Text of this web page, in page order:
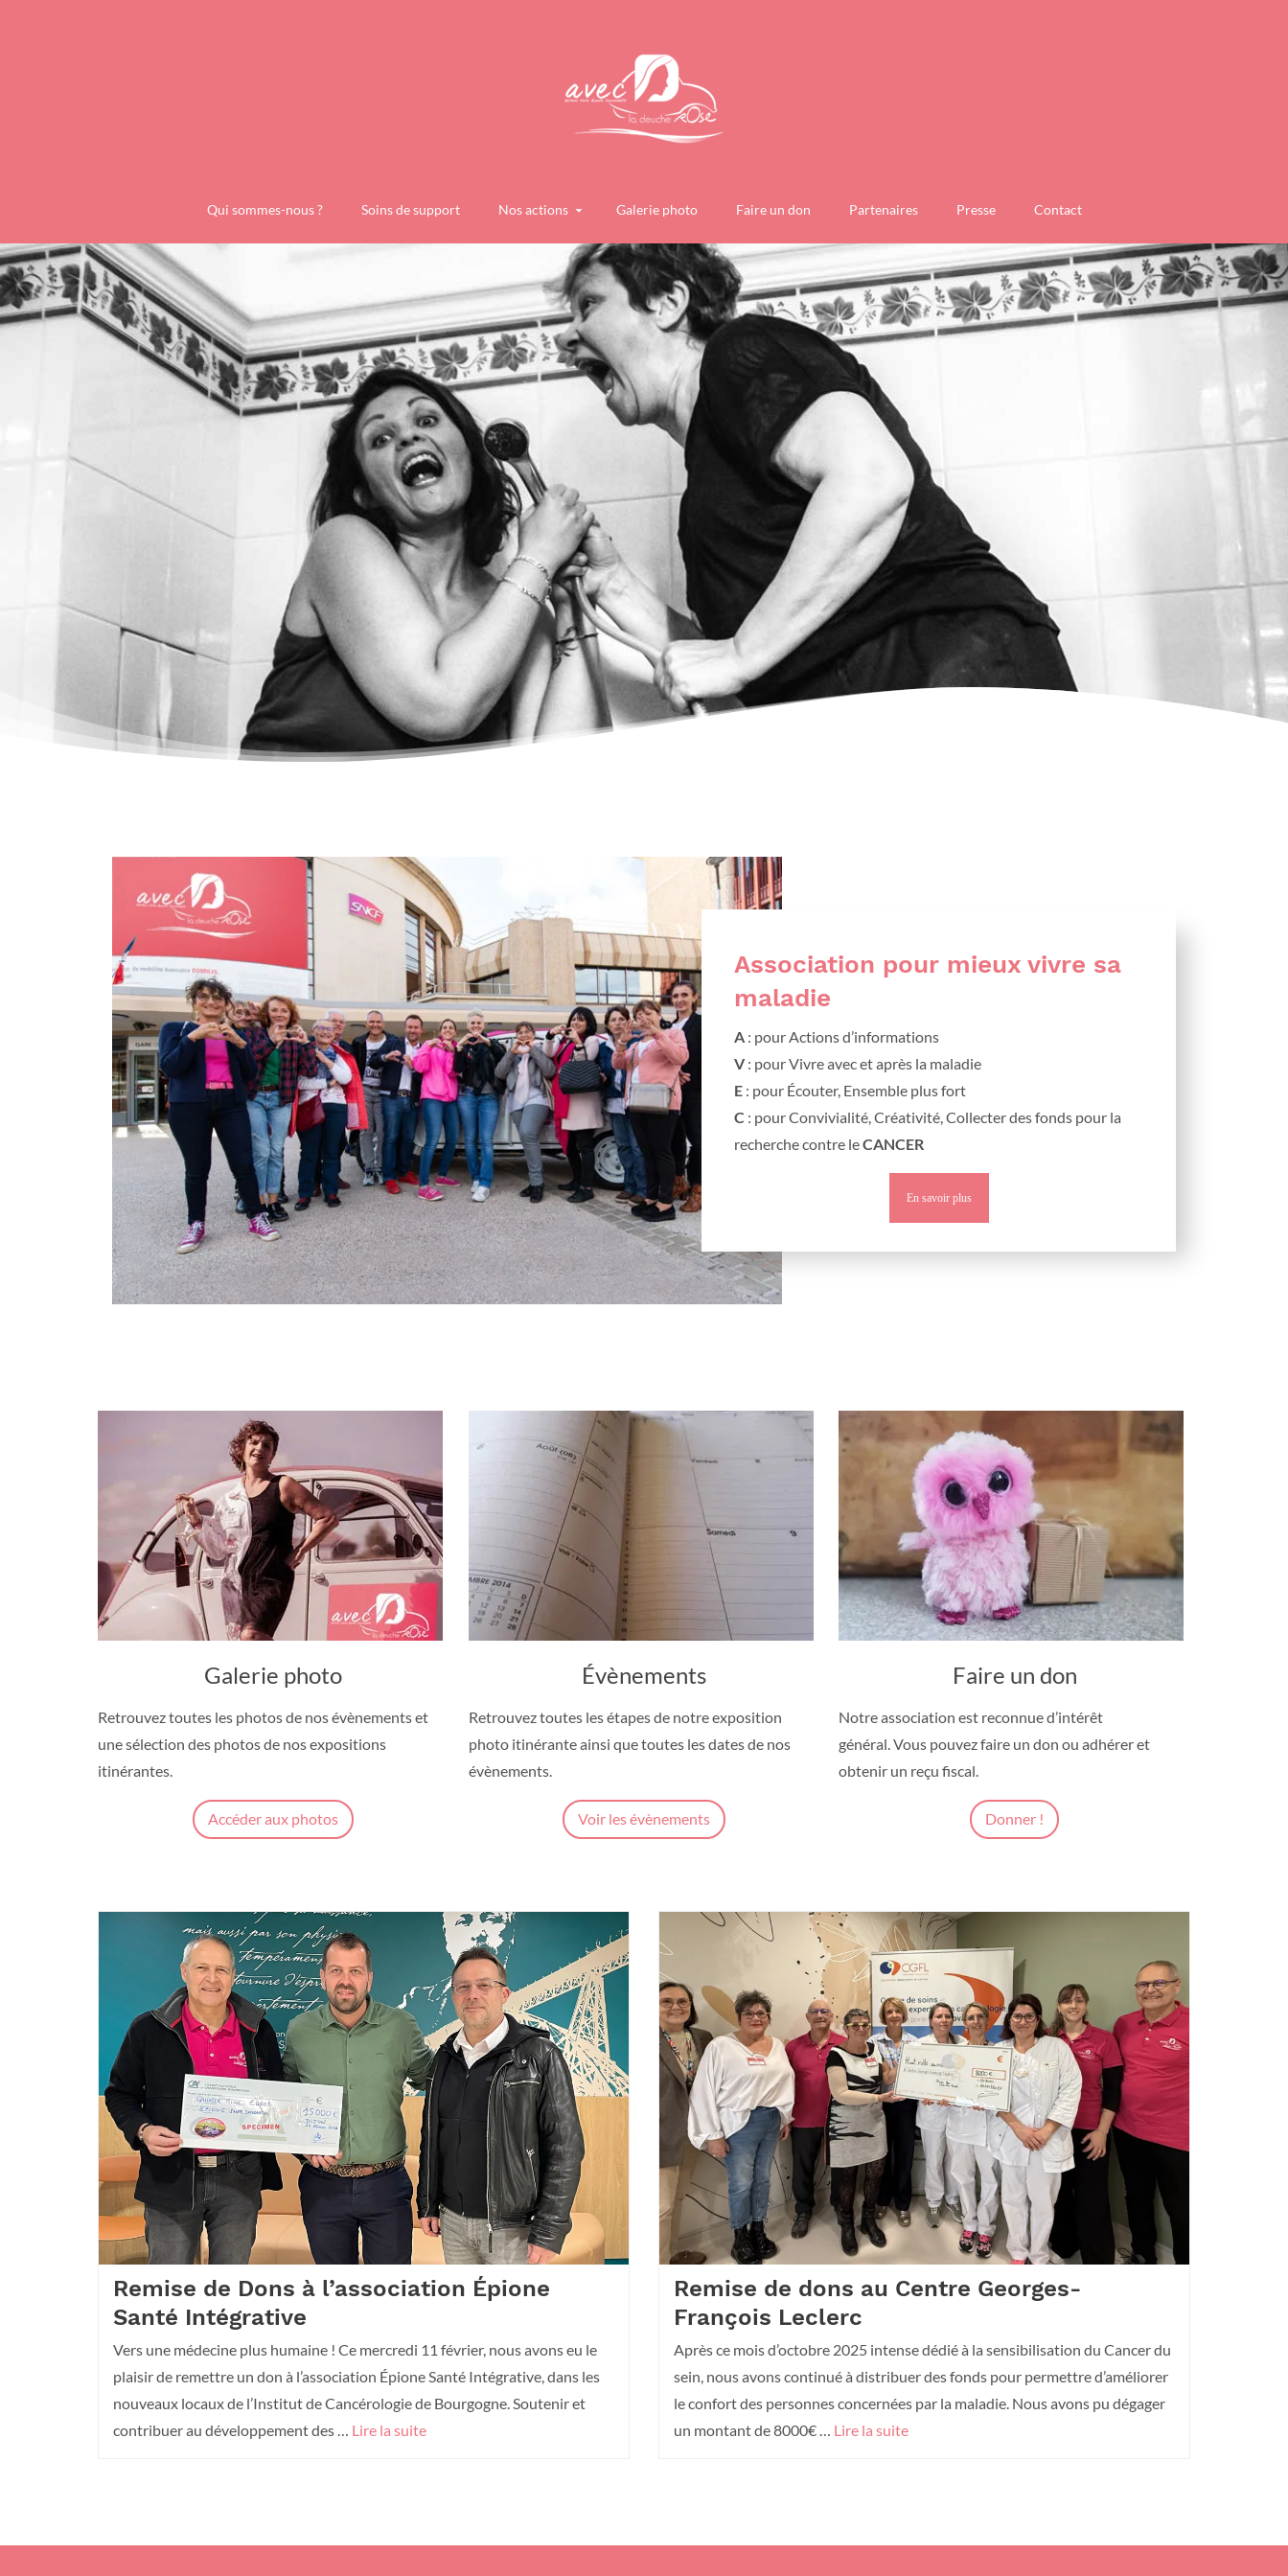
Qui sommes-nous ? Soins de support Nos actions Galerie photo Faire un don Partenaires Presse Contact
Association pour mieux vivre sa
maladie
A : pour Actions d’informations
V : pour Vivre avec et après la maladie
E : pour Écouter, Ensemble plus fort
C : pour Convivialité, Créativité, Collecter des fonds pour la
recherche contre leCANCER
En savoir plus
Galerie photo
Retrouvez toutes les photos de nos évènements et
une sélection des photos de nos expositions
itinérantes.
Accéder aux photos
Évènements
Retrouvez toutes les étapes de notre exposition
photo itinérante ainsi que toutes les dates de nos
évènements.
Voir les évènements
Faire un don
Notre association est reconnue d’intérêt
général. Vous pouvez faire un don ou adhérer et
obtenir un reçu fiscal.
Donner !
Remise de Dons à l’association Épione
Santé Intégrative
Vers une médecine plus humaine ! Ce mercredi 11 février, nous avons eu le
plaisir de remettre un don à l’association Épione Santé Intégrative, dans les
nouveaux locaux de l’Institut de Cancérologie de Bourgogne. Soutenir et
contribuer au développement des … Lire la suite
Remise de dons au Centre Georges-
François Leclerc
Après ce mois d’octobre 2025 intense dédié à la sensibilisation du Cancer du
sein, nous avons continué à distribuer des fonds pour permettre d’améliorer
le confort des personnes concernées par la maladie. Nous avons pu dégager
un montant de 8000€ … Lire la suite